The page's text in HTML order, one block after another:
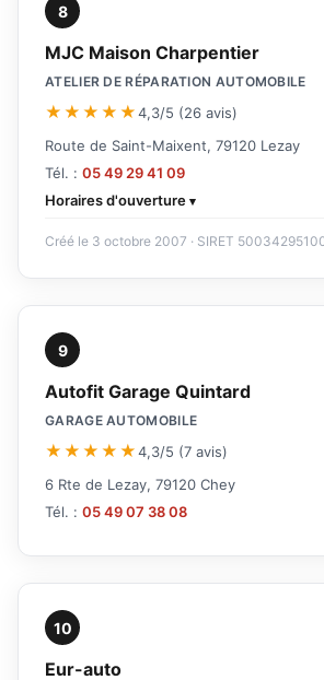
8
MJC Maison Charpentier
ATELIER DE RÉPARATION AUTOMOBILE
★★★★★4,3/5 (26 avis)
Route de Saint-Maixent, 79120 Lezay
Tél. : 05 49 29 41 09
Horaires d'ouverture
Créé le 3 octobre 2007 · SIRET
9
Autofit Garage Quintard
GARAGE AUTOMOBILE
★★★★★4,3/5 (7 avis)
6 Rte de Lezay, 79120 Chey
Tél. : 05 49 07 38 08
10
Eur-auto